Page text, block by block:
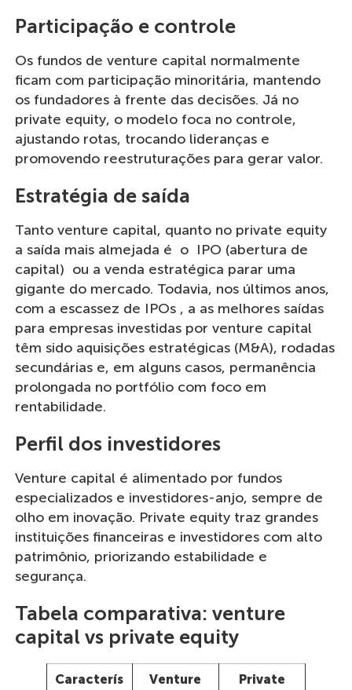
Participação e controle
Os fundos de venture capital normalmente
ficam com participação minoritária, mantendo
os fundadores à frente das decisões. Já no
private equity, o modelo foca no controle,
ajustando rotas, trocando lideranças e
promovendo reestruturações para gerar valor.
Estratégia de saída
Tanto venture capital, quanto no private equity
a saída mais almejada é o IPO (abertura de
capital) ou a venda estratégica parar uma
gigante do mercado. Todavia, nos últimos anos,
com a escassez de IPOs , a as melhores saídas
para empresas investidas por venture capital
têm sido aquisições estratégicas (M&A), rodadas
secundárias e, em alguns casos, permanência
prolongada no portfólio com foco em
rentabilidade.
Perfil dos investidores
Venture capital é alimentado por fundos
especializados e investidores-anjo, sempre de
olho em inovação. Private equity traz grandes
instituições financeiras e investidores com alto
patrimônio, priorizando estabilidade e
segurança.
Tabela comparativa: venture
capital vs private equity
Caracterís
Venture
Private